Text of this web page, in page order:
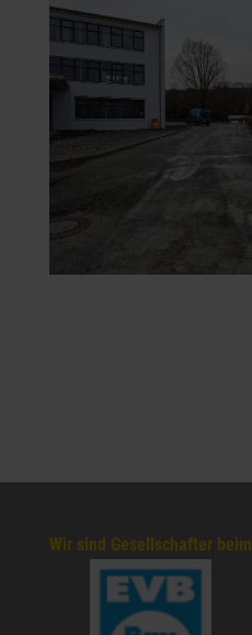
Wir sind Gesellschafter beim